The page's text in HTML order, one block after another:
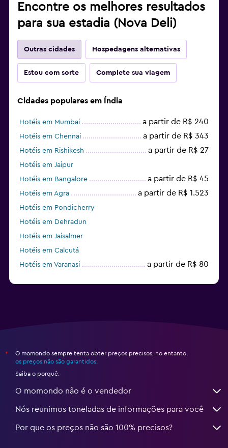
Encontre os melhores resultados
para sua estadia (Nova Deli)
Outras cidades Hospedagens alternativas
Estou com sorte Complete sua viagem
Cidades populares em Índia
Hotéis em Mumbai a partir de R$ 240
Hotéis em Chennai a partir de R$ 343
Hotéis em Rishikesh a partir de R$ 27
Hotéis em Jaipur
Hotéis em Bangalore
a partir de R$ 45
Hotéis em Agra a partir de R$ 1.523
Hotéis em Pondicherry
Hotéis em Dehradun
Hotéis em Jaisalmer
Hotéis em Calcutá
Hotéis em Varanasi
a partir de R$ 80
*
O momondo sempre tenta obter preços precisos, no entanto,
os preços não são garantidos
Saiba o porquê:
O momondo não é o vendedor
Nós reunimos toneladas de informações para você
Por que os preços não são 100% precisos?